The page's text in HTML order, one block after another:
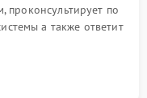
проконсультирует по
а также ответит